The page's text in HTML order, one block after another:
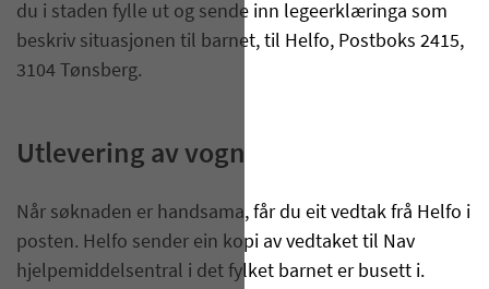
du i staden fylle ut og sende inn legeerklæringa som
beskriv situasjonen til barnet, til Helfo, Postboks 2415,
3104 Tønsberg.
Utlevering av vogn
Når søknaden er handsama, får du eit vedtak frå Helfo i
posten. Helfo sender ein kopi av vedtaket til Nav
hjelpemiddelsentral i det fylket barnet er busett i.